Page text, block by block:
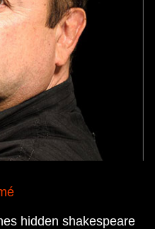
hidden shakespeare